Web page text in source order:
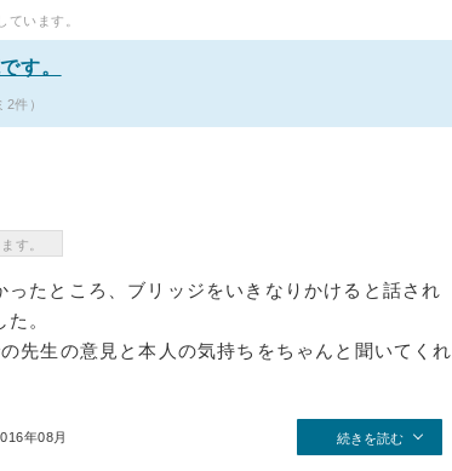
ています。
す。
件）
す。
たところ、ブリッジをいきなりかけると話され
。
先生の意見と本人の気持ちをちゃんと聞いてくれ
年08月 続きを読む